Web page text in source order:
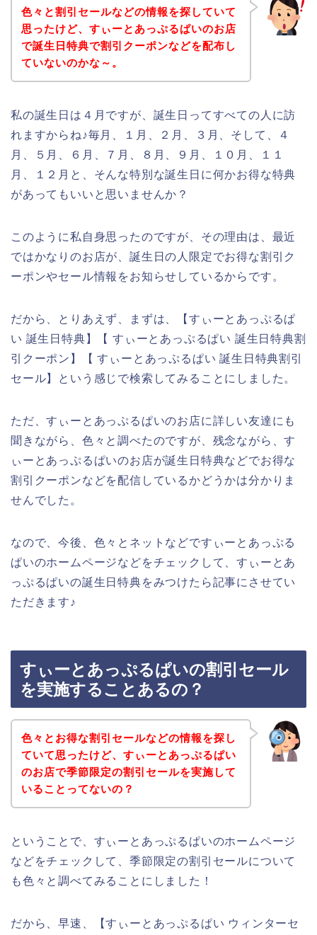
色々と割引セールなどの情報を探していて
思ったけど、すぃーとあっぷるぱいのお店
で誕生日特典で割引クーポンなどを配布し
ていないのかな～。
私の誕生日は４月ですが、誕生日ってすべての人に訪
れますからね♪毎月、１月、２月、３月、そして、４
月、５月、６月、７月、８月、９月、１０月、１１
月、１２月と、そんな特別な誕生日に何かお得な特典
があってもいいと思いませんか？
このように私自身思ったのですが、その理由は、最近
ではかなりのお店が、誕生日の人限定でお得な割引ク
ーポンやセール情報をお知らせしているからです。
だから、とりあえず、まずは、【すぃーとあっぷるぱ
い 誕生日特典】【 すぃーとあっぷるぱい 誕生日特典割
引クーポン】【 すぃーとあっぷるぱい 誕生日特典割引
セール】という感じで検索してみることにしました。
ただ、すぃーとあっぷるぱいのお店に詳しい友達にも
聞きながら、色々と調べたのですが、残念ながら、す
ぃーとあっぷるぱいのお店が誕生日特典などでお得な
割引クーポンなどを配信しているかどうかは分かりま
せんでした。
なので、今後、色々とネットなどですぃーとあっぷる
ぱいのホームページなどをチェックして、すぃーとあ
っぷるぱいの誕生日特典をみつけたら記事にさせてい
ただきます♪
すぃーとあっぷるぱいの割引セール
を実施することあるの？
色々とお得な割引セールなどの情報を探し
ていて思ったけど、すぃーとあっぷるぱい
のお店で季節限定の割引セールを実施して
いることってないの？
ということで、すぃーとあっぷるぱいのホームページ
などをチェックして、季節限定の割引セールについて
も色々と調べてみることにしました！
だから、早速、【すぃーとあっぷるぱい ウィンターセ